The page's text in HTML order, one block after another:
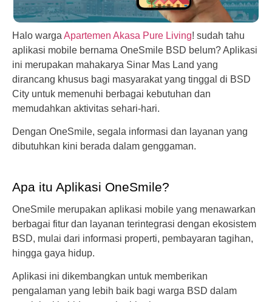
Halo warga Apartemen Akasa Pure Living! sudah tahu
aplikasi mobile bernama OneSmile BSD belum? Aplikasi
ini merupakan mahakarya Sinar Mas Land yang
dirancang khusus bagi masyarakat yang tinggal di BSD
City untuk memenuhi berbagai kebutuhan dan
memudahkan aktivitas sehari-hari.
Dengan OneSmile, segala informasi dan layanan yang
dibutuhkan kini berada dalam genggaman.
Apa itu Aplikasi OneSmile?
OneSmile merupakan aplikasi mobile yang menawarkan
berbagai fitur dan layanan terintegrasi dengan ekosistem
BSD, mulai dari informasi properti, pembayaran tagihan,
hingga gaya hidup.
Aplikasi ini dikembangkan untuk memberikan
pengalaman yang lebih baik bagi warga BSD dalam